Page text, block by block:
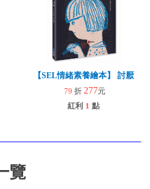
【SEL情緒素養繪本】 討厭
79 折 277元
紅利 1 點
覽